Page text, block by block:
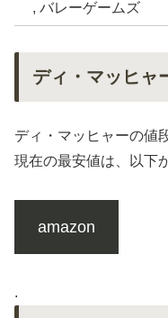
, バレーゲームズ
ディ・マッヒャ
ディ・マッヒャーの値
現在の最安値は、以下
amazon
.